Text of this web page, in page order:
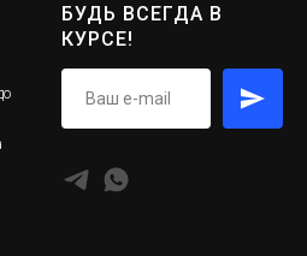
БУДЬ ВСЕГДА В
КУРСЕ!